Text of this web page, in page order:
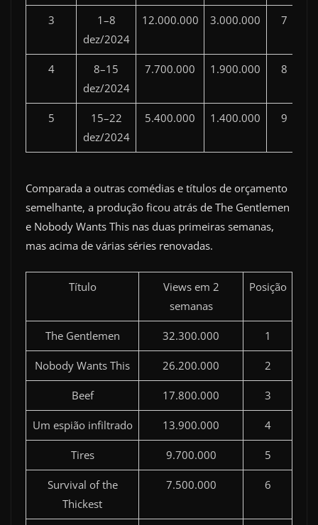
3
1–8
dez/2024
12.000.000 3.000.000 7
4
8–15
dez/2024
7.700.000 1.900.000 8
5
15–22
dez/2024
5.400.000 1.400.000 9
Comparada a outras comédias e títulos de orçamento
semelhante, a produção ficou atrás de The Gentlemen
e Nobody Wants This nas duas primeiras semanas,
mas acima de várias séries renovadas.
Título
Views em 2
semanas
Posição
The Gentlemen 32.300.000 1
Nobody Wants This 26.200.000 2
Beef 17.800.000 3
Um espião infiltrado 13.900.000 4
Tires 9.700.000 5
Survival of the
Thickest
7.500.000 6